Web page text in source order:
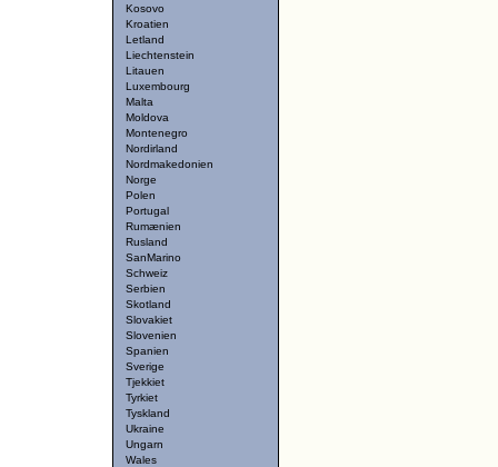
Kosovo
Kroatien
Letland
Liechtenstein
Litauen
Luxembourg
Malta
Moldova
Montenegro
Nordirland
Nordmakedonien
Norge
Polen
Portugal
Rumænien
Rusland
SanMarino
Schweiz
Serbien
Skotland
Slovakiet
Slovenien
Spanien
Sverige
Tjekkiet
Tyrkiet
Tyskland
Ukraine
Ungarn
Wales